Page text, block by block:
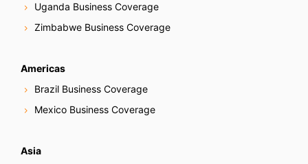
Uganda Business Coverage
Zimbabwe Business Coverage
Americas
Brazil Business Coverage
Mexico Business Coverage
Asia